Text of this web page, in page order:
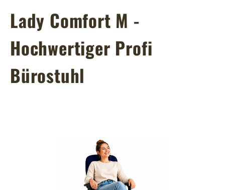
Lady Comfort M -
Hochwertiger Profi
Bürostuhl
Bildergalerie überspringen